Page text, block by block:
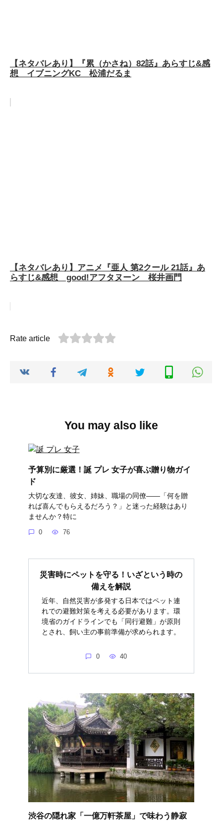
【ネタバレあり】『累（かさね）82話』あらすじ&感
想 イブニングKC 松浦だるま
【ネタバレあり】アニメ『亜人 第2クール 21話』あ
らすじ&感想 good!アフタヌーン 桜井画門
Rate article
You may also like
予算別に厳選！誕 プレ 女子が喜ぶ贈り物ガイ
ド
大切な友達、彼女、姉妹、職場の同僚――「何を贈
れば喜んでもらえるだろう？」と迷った経験はあり
ませんか？特に
0 76
災害時にペットを守る！いざという時の
備えを解説
近年、自然災害が多発する日本ではペット連
れでの避難対策を考える必要があります。環
境省のガイドラインでも「同行避難」が原則
とされ、飼い主の事前準備が求められます。
0 40
渋谷の隠れ家「一億万軒茶屋」で味わう静寂